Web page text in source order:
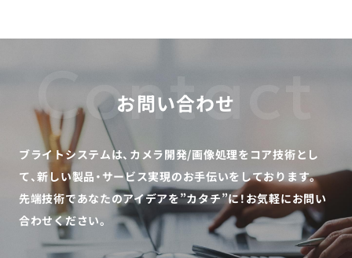
Contact
お問い合わせ
ブライトシステムは、カメラ開発/画像処理をコア技術とし
て、新しい製品・サービス実現のお手伝いをしております。
先端技術であなたのアイデアを”カタチ”に！ お気軽にお問い
合わせください。